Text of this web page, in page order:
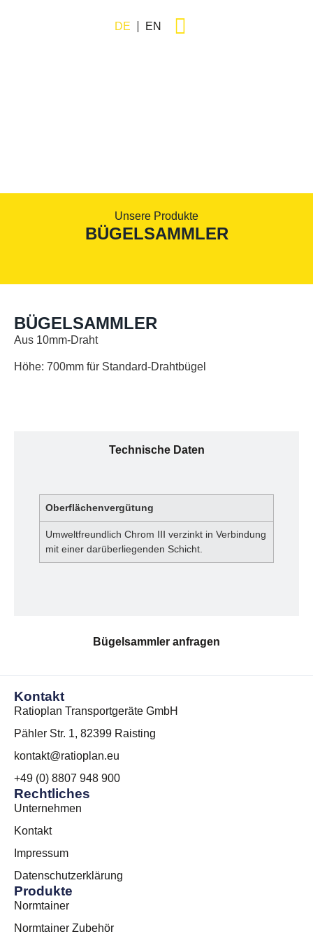
DE EN
Unsere Produkte
BÜGELSAMMLER
BÜGELSAMMLER
Aus 10mm-Draht
Höhe: 700mm für Standard-Drahtbügel
Technische Daten
Bügelsammler anfragen
Oberflächenvergütung
Umweltfreundlich Chrom ⅠⅠⅠ verzinkt in Verbindung
mit einer darüberliegenden Schicht.
Rechtliches
Unternehmen
Kontakt
Impressum
Datenschutzerklärung
Produkte
Normtainer
Normtainer Zubehör
Kontakt
Ratioplan Transportgeräte GmbH
Pähler Str. 1, 82399 Raisting
kontakt@ratioplan.eu
+49 (0) 8807 948 900